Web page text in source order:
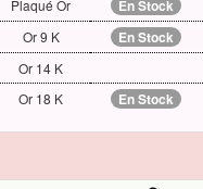
Plaqué Or
En Stock
Or 9 K
En Stock
Or 14 K
Or 18 K
En Stock